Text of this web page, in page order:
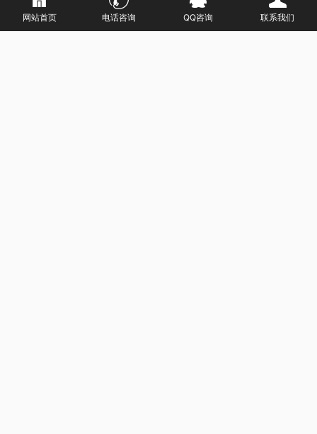
网站首页 电话咨询 QQ咨询 联系我们